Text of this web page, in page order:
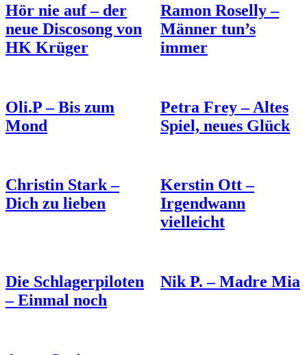
Hör nie auf – der
neue Discosong von
HK Krüger
Ramon Roselly –
Männer tun’s
immer
Oli.P – Bis zum
Mond
Petra Frey – Altes
Spiel, neues Glück
Christin Stark –
Dich zu lieben
Kerstin Ott –
Irgendwann
vielleicht
Die Schlagerpiloten
– Einmal noch
Nik P. – Madre Mia